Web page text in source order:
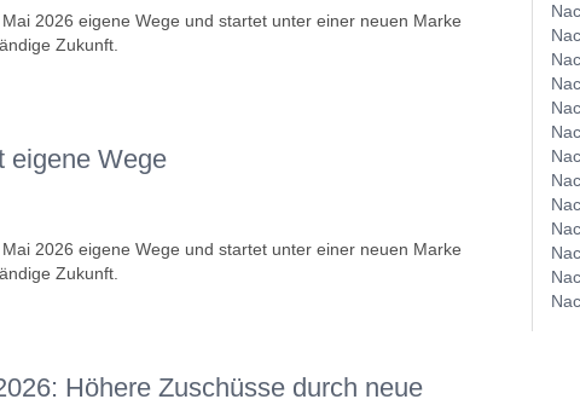
2026 eigene Wege und startet unter einer neuen Marke
Zukunft.
eigene Wege
2026 eigene Wege und startet unter einer neuen Marke
Zukunft.
Höhere Zuschüsse durch neue